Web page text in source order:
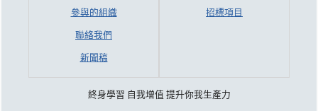
參與的組織
聯絡我們
新聞稿
招標項目
終身學習 自我增值 提升你我生產力